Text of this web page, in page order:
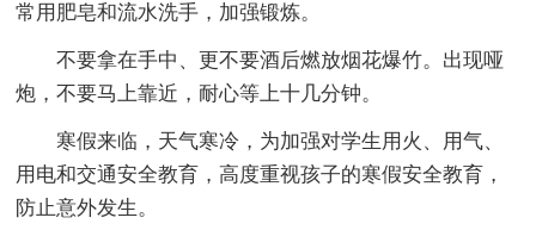
常用肥皂和流水洗手，加强锻炼。
不要拿在手中、更不要酒后燃放烟花爆竹。出现哑
炮，不要马上靠近，耐心等上十几分钟。
寒假来临，天气寒冷，为加强对学生用火、用气、
用电和交通安全教育，高度重视孩子的寒假安全教育，
防止意外发生。